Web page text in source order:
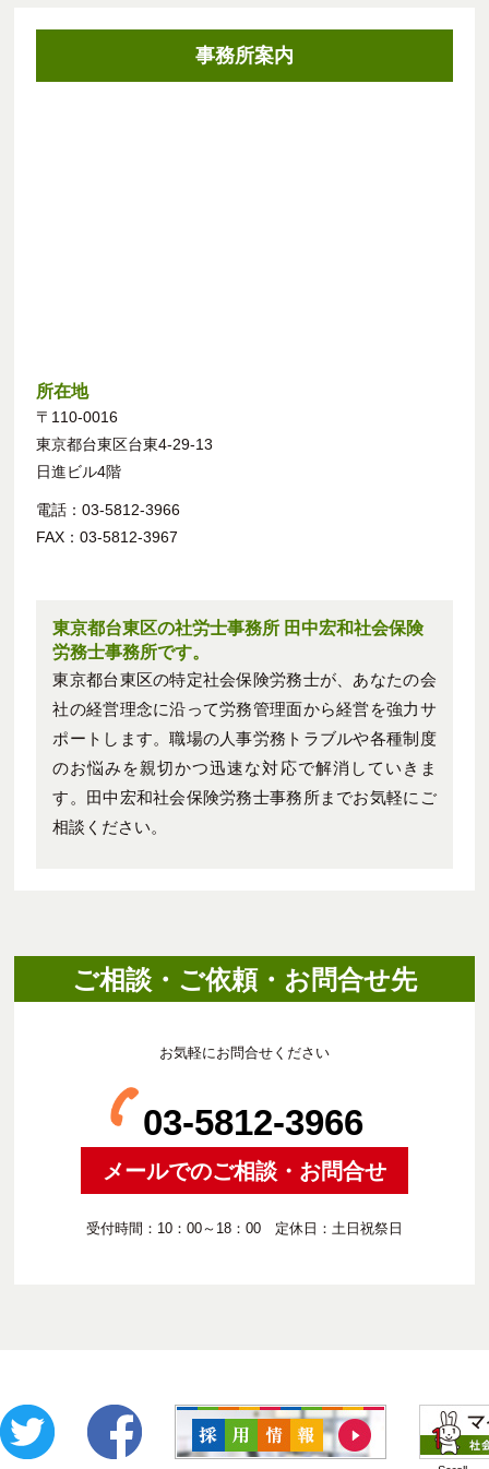
事務所案内
所在地
〒110-0016
東京都台東区台東4-29-13
日進ビル4階
電話：03-5812-3966
FAX：03-5812-3967
東京都台東区の社労士事務所 田中宏和社会保険
労務士事務所です。
東京都台東区の特定社会保険労務士が、あなたの会
社の経営理念に沿って労務管理面から経営を強力サ
ポートします。職場の人事労務トラブルや各種制度
のお悩みを親切かつ迅速な対応で解消していきま
す。田中宏和社会保険労務士事務所までお気軽にご
相談ください。
ご相談・ご依頼・お問合せ先
お気軽にお問合せください
03-5812-3966
メールでのご相談・お問合せ
受付時間：10：00～18：00 定休日：土日祝祭日